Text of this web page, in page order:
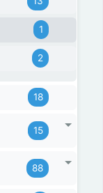
1
2
18
15
88